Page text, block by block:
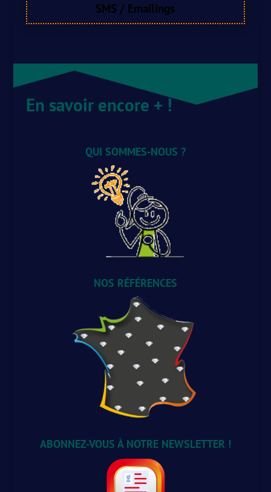
SMS / Emailings
En savoir encore + !
QUI SOMMES-NOUS ?
NOS RÉFÉRENCES
ABONNEZ-VOUS À NOTRE NEWSLETTER !